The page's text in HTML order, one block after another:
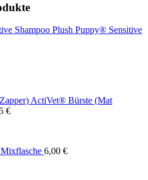
Plush Puppy® Sensitive
ActiVet® Bürste (Mat
€
6,00 €